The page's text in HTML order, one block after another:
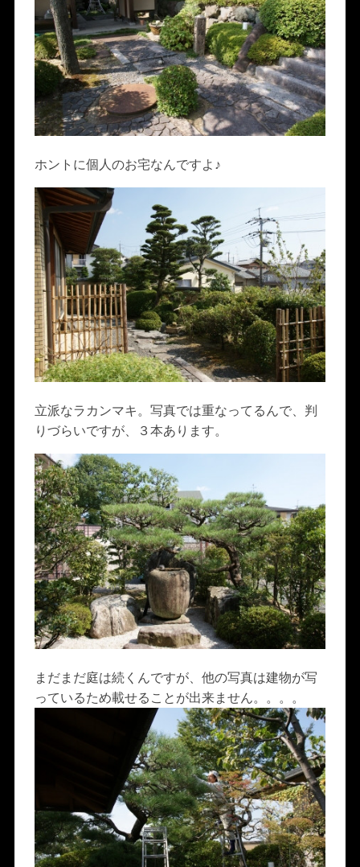
ホントに個人のお宅なんですよ♪
立派なラカンマキ。写真では重なってるんで、判
りづらいですが、３本あります。
まだまだ庭は続くんですが、他の写真は建物が写
っているため載せることが出来ません。。。。